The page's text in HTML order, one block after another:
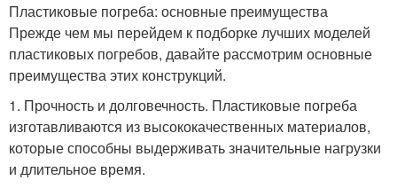
Пластиковые погреба: основные преимущества
Прежде чем мы перейдем к подборке лучших моделей
пластиковых погребов, давайте рассмотрим основные
преимущества этих конструкций.
1. Прочность и долговечность. Пластиковые погреба
изготавливаются из высококачественных материалов,
которые способны выдерживать значительные нагрузки
и длительное время.